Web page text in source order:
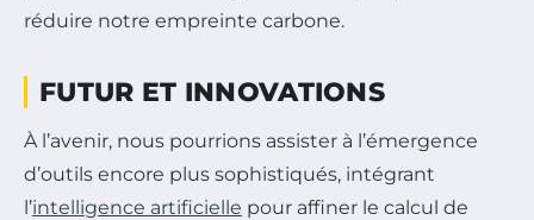
réduire notre empreinte carbone.
FUTUR ET INNOVATIONS
À l’avenir, nous pourrions assister à l’émergence
d’outils encore plus sophistiqués, intégrant
l’intelligence artificielle pour affiner le calcul de